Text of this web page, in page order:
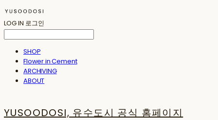
LOG IN 로그인
SHOP
Flower in Cement
ARCHIVING
ABOUT
YUSOODOSI, 유수도시 공식 홈페이지